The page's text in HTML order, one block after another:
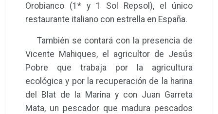
Orobianco (1* y 1 Sol Repsol), el único
restaurante italiano con estrella en España.
También se contará con la presencia de
Vicente Mahiques, el agricultor de Jesús
Pobre que trabaja por la agricultura
ecológica y por la recuperación de la harina
del Blat de la Marina y con Juan Garreta
Mata, un pescador que madura pescados